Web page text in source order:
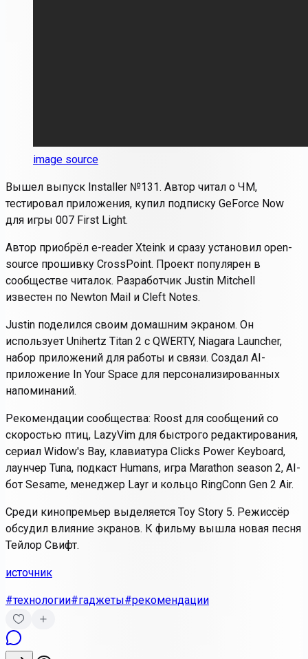
image source
Вышел выпуск Installer №131. Автор читал о ЧМ,
тестировал приложения, купил подписку GeForce Now
для игры 007 First Light.
Автор приобрёл e-reader Xteink и сразу установил open-
source прошивку CrossPoint. Проект популярен в
сообществе читалок. Разработчик Justin Mitchell
известен по Newton Mail и Cleft Notes.
Justin поделился своим домашним экраном. Он
использует Unihertz Titan 2 с QWERTY, Niagara Launcher,
набор приложений для работы и связи. Создал AI-
приложение In Your Space для персонализированных
напоминаний.
Рекомендации сообщества: Roost для сообщений со
скоростью птиц, LazyVim для быстрого редактирования,
сериал Widow's Bay, клавиатура Clicks Power Keyboard,
лаунчер Tuna, подкаст Humans, игра Marathon season 2, AI-
бот Sesame, менеджер Layr и кольцо RingConn Gen 2 Air.
Среди кинопремьер выделяется Toy Story 5. Режиссёр
обсудил влияние экранов. К фильму вышла новая песня
Тейлор Свифт.
источник
#технологии#гаджеты#рекомендации